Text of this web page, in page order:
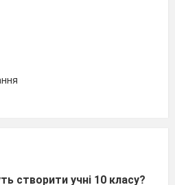
створити учні 10 класу?